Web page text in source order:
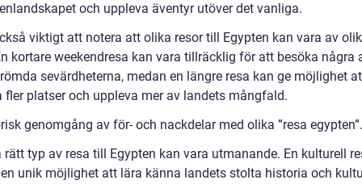
och uppleva äventyr utöver det vanliga.
viktigt att notera att olika resor till Egypten kan vara av
kortare weekendresa kan vara tillräcklig för att besöka några
sevärdheterna, medan en längre resa kan ge möjlighet
fler platser och uppleva mer av landets mångfald.
genomgång av för- och nackdelar med olika ”resa egypten”.
rätt typ av resa till Egypten kan vara utmanande. En kulturell
unik möjlighet att lära känna landets stolta historia och